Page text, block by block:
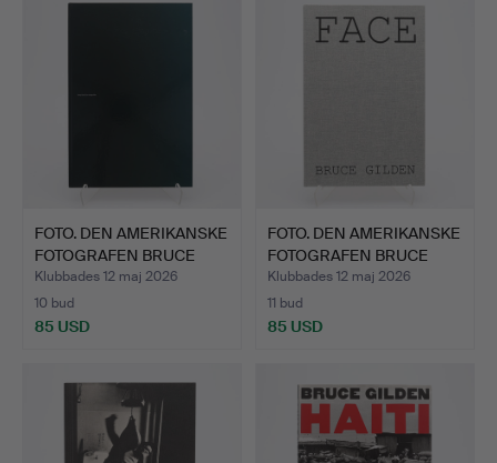
FOTO. DEN AMERIKANSKE
FOTOGRAFEN BRUCE
GIL…
Klubbades 12 maj 2026
10 bud
85 USD
FOTO. DEN AMERIKANSKE
FOTOGRAFEN BRUCE
GIL…
Klubbades 12 maj 2026
11 bud
85 USD